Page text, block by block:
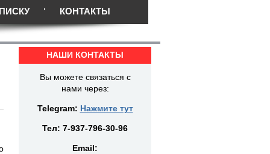
КОНТАКТЫ
НАШИ КОНТАКТЫ
Вы можете связаться с
нами через:
Telegram: Нажмите тут
Тел: 7-937-796-30-96
Email: